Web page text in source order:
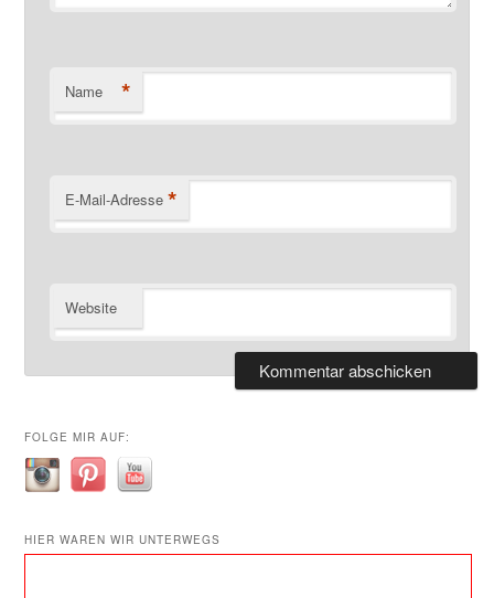
Name *
E-Mail-Adresse *
Website
FOLGE MIR AUF:
HIER WAREN WIR UNTERWEGS